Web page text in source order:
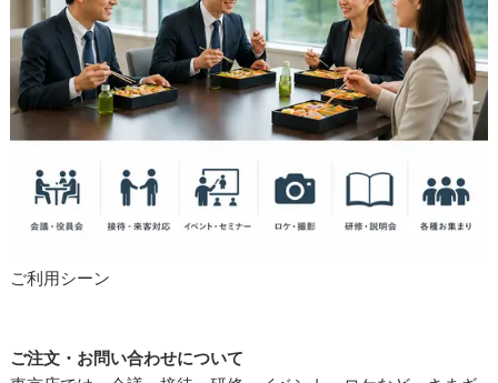
ご利用シーン
ご注文・お問い合わせについて